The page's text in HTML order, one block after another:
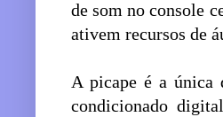
de som no console
ativem recursos de
A picape é a única
condicionado